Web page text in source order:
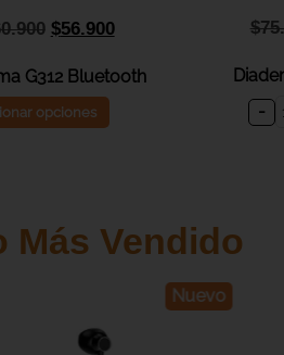
$56.900
G312 Bluetooth
opciones
$
-
Más Vendido
Nuevo